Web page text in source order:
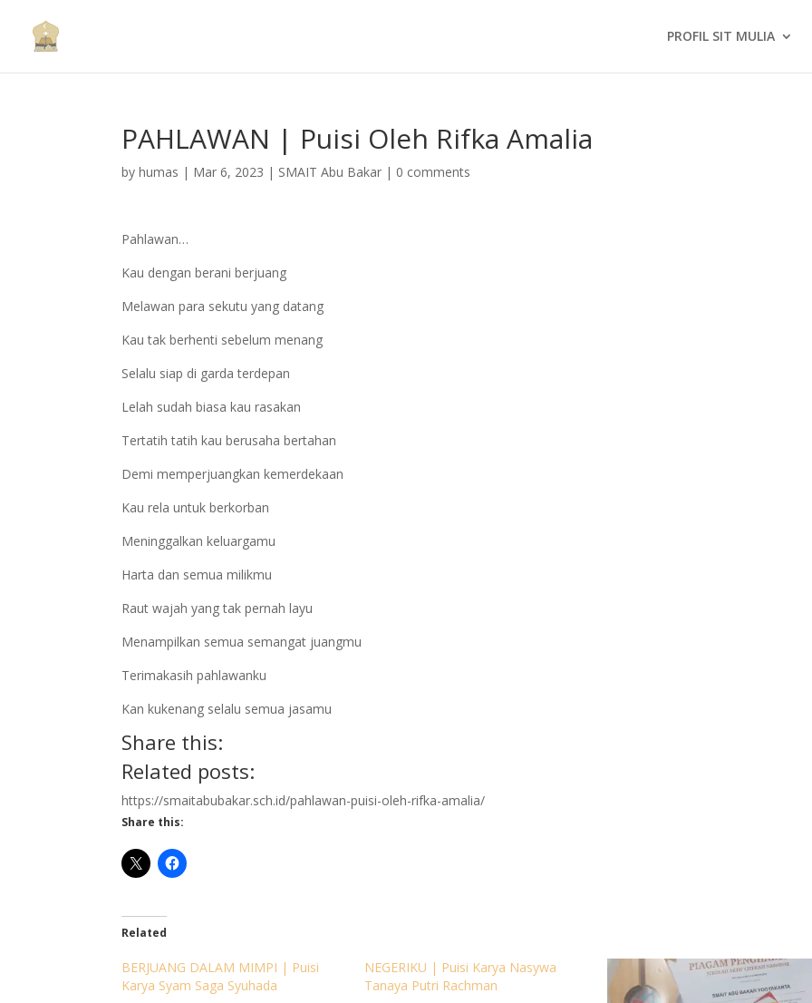
PROFIL SIT MULIA
PAHLAWAN | Puisi Oleh Rifka Amalia
byhumas | Mar 6, 2023 | SMAIT Abu Bakar | 0 comments
Pahlawan…
Kau dengan berani berjuang
Melawan para sekutu yang datang
Kau tak berhenti sebelum menang
Selalu siap di garda terdepan
Lelah sudah biasa kau rasakan
Tertatih tatih kau berusaha bertahan
Demi memperjuangkan kemerdekaan
Kau rela untuk berkorban
Meninggalkan keluargamu
Harta dan semua milikmu
Raut wajah yang tak pernah layu
Menampilkan semua semangat juangmu
Terimakasih pahlawanku
Kan kukenang selalu semua jasamu
Share this:
Related posts:
https://smaitabubakar.sch.id/pahlawan-puisi-oleh-rifka-amalia/
Share this:
Related
BERJUANG DALAM MIMPI | Puisi
Karya Syam Saga Syuhada
NEGERIKU | Puisi Karya Nasywa
Tanaya Putri Rachman